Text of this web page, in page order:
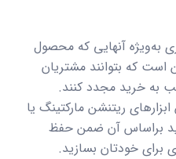
به‌ویژه آنهایی که محصول
است که بتوانند مشتریان
به خرید مجدد کنند.
ابزارهای ریتنشن مارکتینگ یا
براساس آن ضمن حفظ
برای خودتان بسازید.